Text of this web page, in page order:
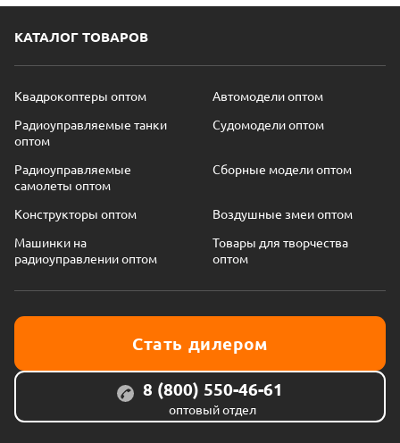
КАТАЛОГ ТОВАРОВ
Квадрокоптеры оптом
Автомодели оптом
Радиоуправляемые танки
оптом
Судомодели оптом
Радиоуправляемые
самолеты оптом
Сборные модели оптом
Конструкторы оптом
Воздушные змеи оптом
Машинки на
радиоуправлении оптом
Товары для творчества
оптом
Стать дилером
8 (800) 550-46-61
оптовый отдел